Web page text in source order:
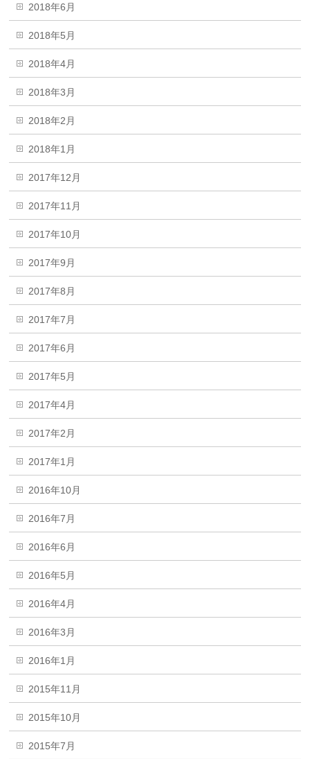
2018年6月
2018年5月
2018年4月
2018年3月
2018年2月
2018年1月
2017年12月
2017年11月
2017年10月
2017年9月
2017年8月
2017年7月
2017年6月
2017年5月
2017年4月
2017年2月
2017年1月
2016年10月
2016年7月
2016年6月
2016年5月
2016年4月
2016年3月
2016年1月
2015年11月
2015年10月
2015年7月